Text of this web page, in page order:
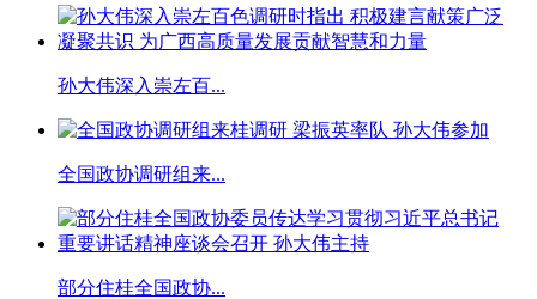
孙大伟深入崇左百...
全国政协调研组来...
部分住桂全国政协...